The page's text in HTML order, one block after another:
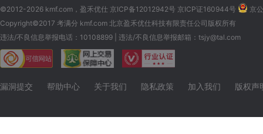
©2012-2026 kmf.com，盈禾优仕 京ICP备12012942号 京ICP证160944号
京
Copyright©2017 考满分 kmf.com 北京盈禾优仕科技有限责任公司版权所有
违法/不良信息举报电话：10108899 | 违法/不良信息举报邮箱：tsjy@tal.com
漏洞提交 帮助中心 关于我们 隐私政策 加入我们 版权声